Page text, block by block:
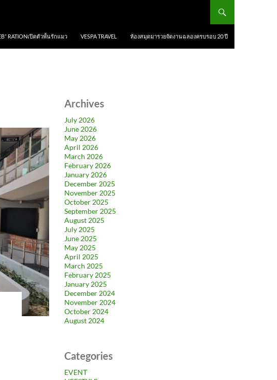
RATIONเปิดตัวพั้นรักแมว VESPA TRAVEL ห้องสมุดมารวยจัดงานฉลองครบรอบ 20 ปี
Archives
July 2026
June 2026
May 2026
April 2026
March 2026
February 2026
January 2026
December 2025
November 2025
October 2025
September 2025
August 2025
July 2025
June 2025
May 2025
April 2025
March 2025
February 2025
January 2025
December 2024
November 2024
October 2024
August 2024
Categories
EVENT